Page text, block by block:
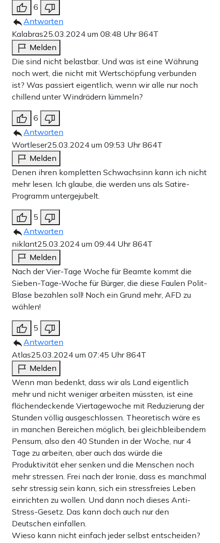
6
Antworten
Kalabras25.03.2024 um 08:48 Uhr864T
Melden
Die sind nicht belastbar. Und was ist eine Währung
noch wert, die nicht mit Wertschöpfung verbunden
ist? Was passiert eigentlich, wenn wir alle nur noch
chillend unter Windrädern lümmeln?
6
Antworten
Wortleser25.03.2024 um 09:53 Uhr864T
Melden
Denen ihren kompletten Schwachsinn kann ich nicht
mehr lesen. Ich glaube, die werden uns als Satire-
Programm untergejubelt.
5
Antworten
niklant25.03.2024 um 09:44 Uhr864T
Melden
Nach der Vier-Tage Woche für Beamte kommt die
Sieben-Tage-Woche für Bürger, die diese Faulen Polit-
Blase bezahlen soll! Noch ein Grund mehr, AFD zu
wählen!
5
Antworten
Atlas25.03.2024 um 07:45 Uhr864T
Melden
Wenn man bedenkt, dass wir als Land eigentlich
mehr und nicht weniger arbeiten müssten, ist eine
flächendeckende Viertagewoche mit Reduzierung der
Stunden völlig ausgeschlossen. Theoretisch wäre es
in manchen Bereichen möglich, bei gleichbleibendem
Pensum, also den 40 Stunden in der Woche, nur 4
Tage zu arbeiten, aber auch das würde die
Produktivität eher senken und die Menschen noch
mehr stressen. Frei nach der Ironie, dass es manchmal
sehr stressig sein kann, sich ein stressfreies Leben
einrichten zu wollen. Und dann noch dieses Anti-
Stress-Gesetz. Das kann doch auch nur den
Deutschen einfallen.
Wieso kann nicht einfach jeder selbst entscheiden?